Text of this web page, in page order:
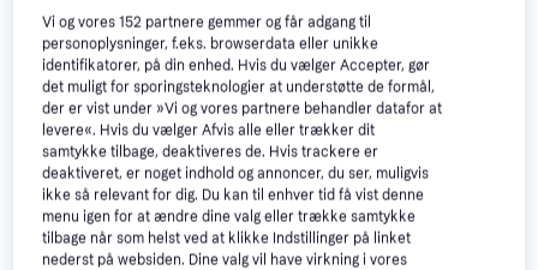
Eller 3 betalinger af 89 kr.
6 butikker
Eller 3 betalinger af 63 kr.
7 butikker
Vi og vores152 partnere gemmer og får adgang til
personoplysninger, f.eks. browserdata eller unikke
identifikatorer, på din enhed. Hvis du vælger Accepter, gør
det muligt for sporingsteknologier at understøtte de formål,
der er vist under »Vi og vores partnere behandler datafor at
levere«. Hvis du vælger Afvis alle eller trækker dit
samtykke tilbage, deaktiveres de. Hvis trackere er
deaktiveret, er noget indhold og annoncer, du ser, muligvis
ikke så relevant for dig. Du kan til enhver tid få vist denne
menu igen for at ændre dine valg eller trække samtykke
tilbage når som helst ved at klikke Indstillinger på linket
nederst på websiden. Dine valg vil have virkning i vores